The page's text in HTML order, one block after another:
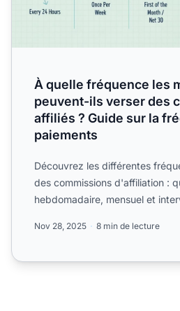
À quelle fréquence les
peuvent-ils verser des
affiliés ? Guide sur la
paiements
Découvrez les différentes
des commissions d'affiliation :
hebdomadaire, mensuel et
Nov 28, 2025 8 min de lecture